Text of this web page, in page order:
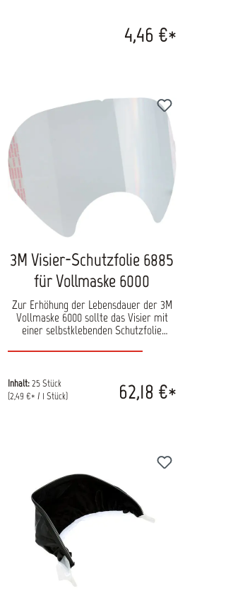
4,46 €*
3M Visier-Schutzfolie 6885
für Vollmaske 6000
Zur Erhöhung der Lebensdauer der 3M
Vollmaske 6000 sollte das Visier mit
einer selbstklebenden Schutzfolie
vor Verschmutzungen und Kratzern
angebracht und wieder entfern werden.
Inhalt: 25 Stück
Inhalt:25 Stück
(2,49 €* / 1 Stück)
62,18 €*